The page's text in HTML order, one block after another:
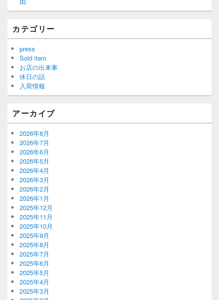
カテゴリー
press
Sold item
お店の出来事
休日の話
入荷情報
アーカイブ
2026年8月
2026年7月
2026年6月
2026年5月
2026年4月
2026年3月
2026年2月
2026年1月
2025年12月
2025年11月
2025年10月
2025年9月
2025年8月
2025年7月
2025年6月
2025年5月
2025年4月
2025年3月